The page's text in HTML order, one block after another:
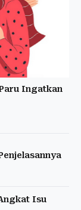
Ingatkan
Isu